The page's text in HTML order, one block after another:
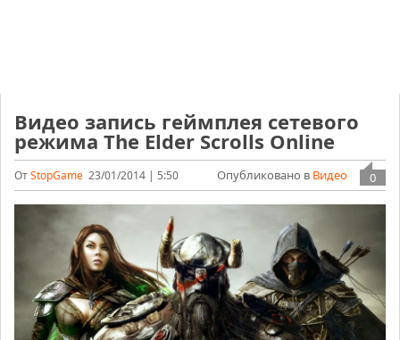
Видео запись геймплея сетевого
режима The Elder Scrolls Online
ОтStopGame 23/01/2014 | 5:50 0
Опубликовано в Видео